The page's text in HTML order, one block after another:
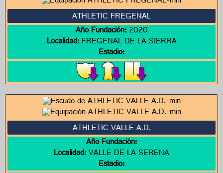
ATHLETIC FREGENAL
Año Fundación:2020
Localidad:FREGENAL DE LA SIERRA
Estadio:
ATHLETIC VALLE A.D.
Año Fundación:
Localidad:VALLE DE LA SERENA
Estadio: